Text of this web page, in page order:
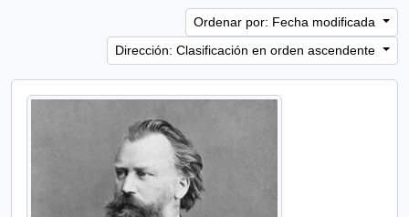
Ordenar por: Fecha modificada
Dirección: Clasificación en orden ascendente